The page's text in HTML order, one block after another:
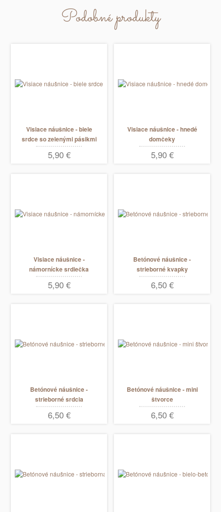
Podobné produkty
Visiace náušnice - biele
srdce so zelenými pásikmi
5,90 €
Visiace náušnice - hnedé
domčeky
5,90 €
Visiace náušnice -
námornícke srdiečka
visiace
5,90 €
Betónové náušnice -
strieborné kvapky
6,50 €
Betónové náušnice -
strieborné srdcia
6,50 €
Betónové náušnice - mini
štvorce
6,50 €